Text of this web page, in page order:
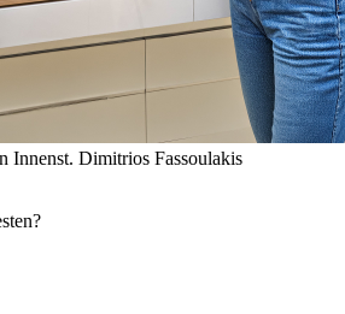
Innenst. Dimitrios Fassoulakis